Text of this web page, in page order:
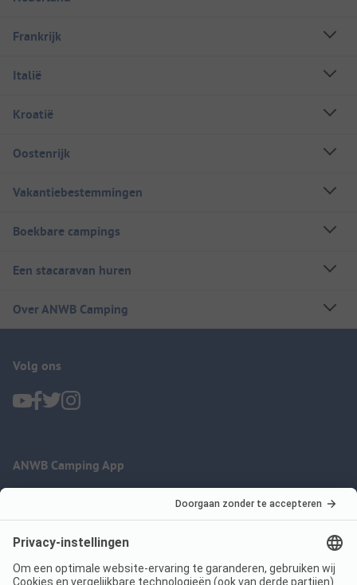
Frankrijk
Italië
Kroatië
Oostenrijk
Vakantiebestemmingen
Boekbare campings
Een stacaravan huren
Over ANWB Camping
Volg ons
ANWB Camping App